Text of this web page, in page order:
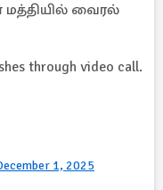
மத்தியில் வைரல்
through video call.
1, 2025